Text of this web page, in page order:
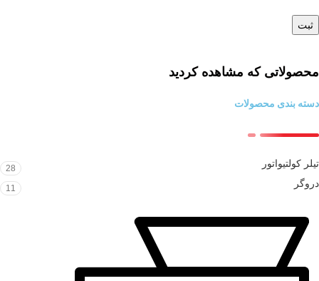
محصولاتی که مشاهده کردید
دسته بندی محصولات
تیلر کولتیواتور 28
دروگر 11